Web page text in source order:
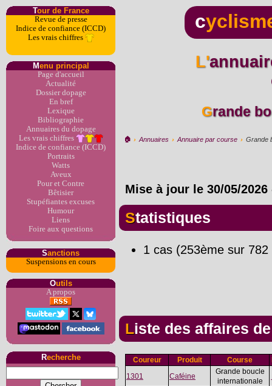
Tour de France
Revue de presse
Indice de confiance (ICCD)
Les vrais chiffres
Menu principal
Page d'accueil
Actualité
Dossier dopage
En bref
Lexique
Bibliographie
Annuaires du dopage
Les vrais chiffres
Indice de confiance (ICCD)
Portraits
Watts
Aveux
Pour et Contre
Bêtisier
Stupéfiantes excuses
Humour
Liens
Foire aux questions
Sanctions
Suspensions en cours
Outils
A propos
Recherche
c
L'annuaire du dopage par
Grande
🏠︎ › Annuaires › Annuaire par course › Grande
Mise à jour le 30/05/2026
Statistiques
1 cas (253ème sur 782
Liste des affaires
Coureur Produit Course
1301
Caféine
Grande boucle
internationale